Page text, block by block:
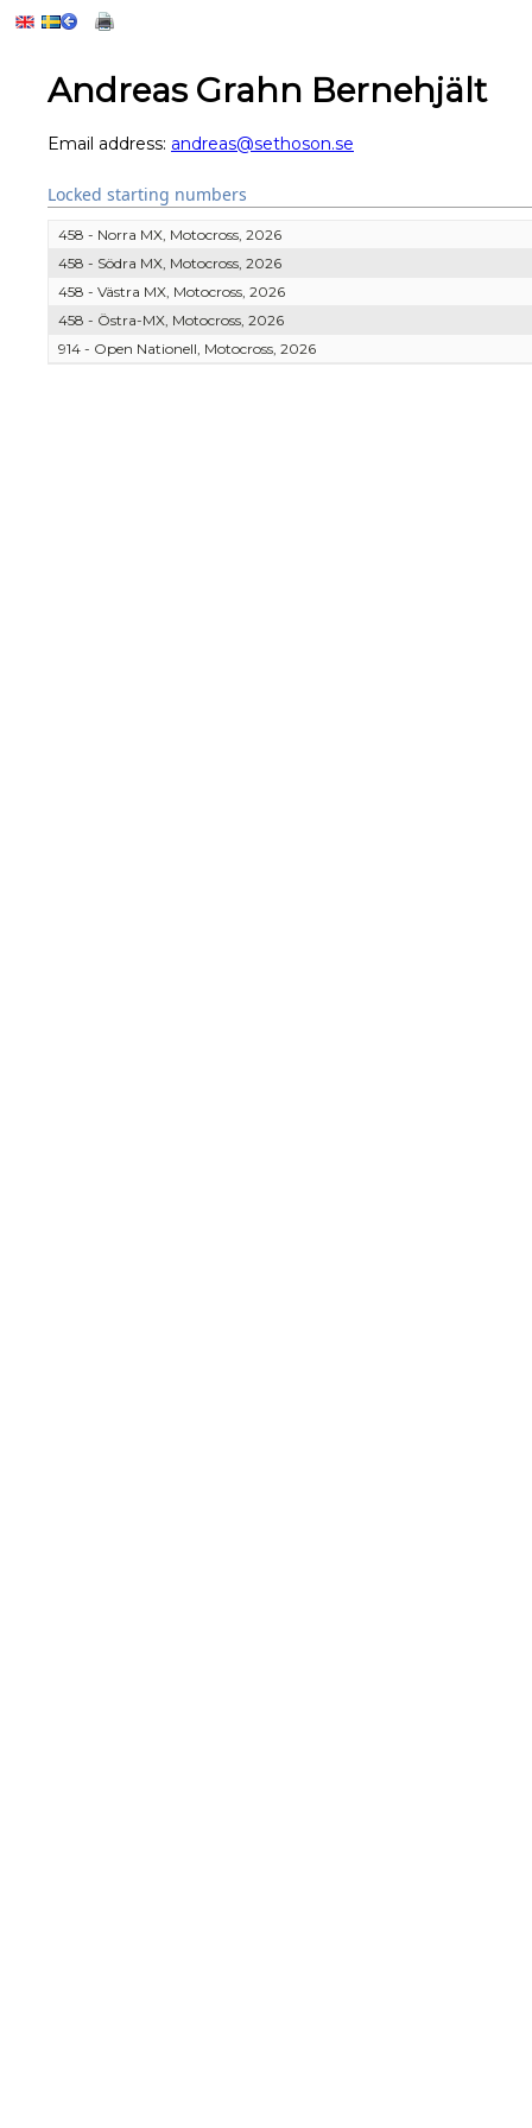
Andreas Grahn Bernehjält
Email address: andreas@sethoson.se
Locked starting numbers
458 - Norra MX, Motocross, 2026
458 - Södra MX, Motocross, 2026
458 - Västra MX, Motocross, 2026
458 - Östra-MX, Motocross, 2026
914 - Open Nationell, Motocross, 2026